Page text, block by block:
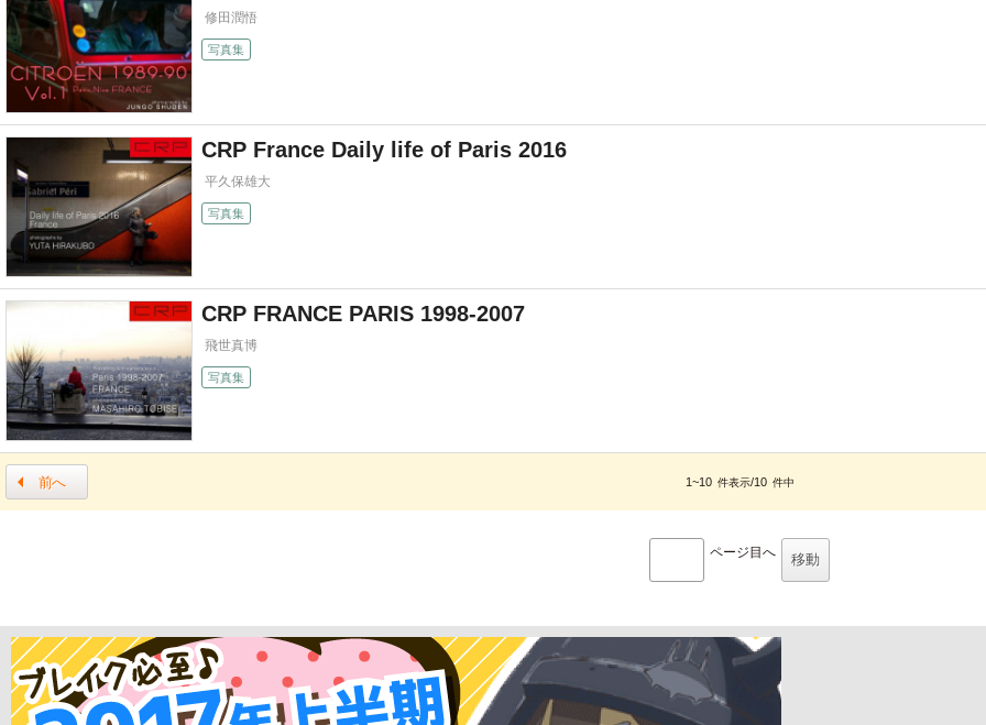
修田潤悟
写真集
CRP France Daily life of Paris 2016
平久保雄大
写真集
CRP FRANCE PARIS 1998-2007
飛世真博
写真集
前へ 1~10 件表示/10 件中
ページ目へ